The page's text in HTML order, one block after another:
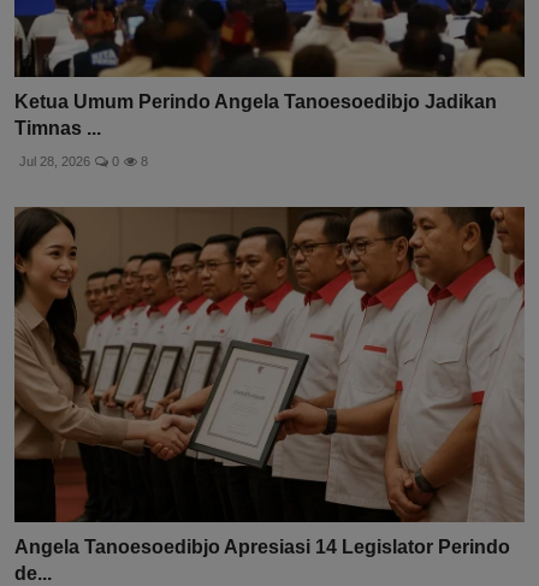
Ketua Umum Perindo Angela Tanoesoedibjo Jadikan
Timnas ...
Jul 28, 2026 0 8
Angela Tanoesoedibjo Apresiasi 14 Legislator Perindo
de...